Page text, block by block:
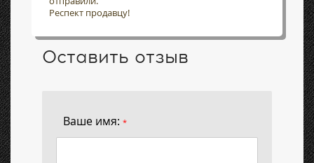
Респект продавцу!
Оставить отзыв
Ваше имя: *